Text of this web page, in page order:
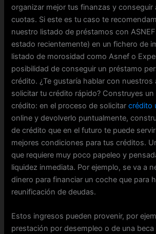
organizar mejor tus finanzas y conseguir
cuotas. Si este es tu caso te
nuestro listado de préstamos con
estado recientemente) en un fichero de
listado de morosidad como Asnef o
posibilidad de conseguir un préstamo
crédito. ¿Te gustaría hablar con
solicitar tu crédito rápido? Construyes
crédito: en el proceso de solicitarcrédito
online y devolverlo puntualmente,
de crédito que en el futuro te puede
mejores condiciones para tus créditos.
que requiere muy poco papeleo y
liquidez inmediata. Por ejemplo, se va a
dinero para financiar un coche que para
reunificación de deudas.
Estos ingresos pueden provenir, por
prestación por desempleo o de una beca